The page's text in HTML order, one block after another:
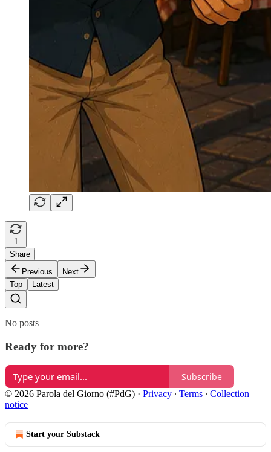
1
Share
Previous
Next
Top
Latest
No posts
Ready for more?
Subscribe
© 2026 Parola del Giorno (#PdG) · Privacy ∙ Terms ∙ Collection
notice
Start your Substack